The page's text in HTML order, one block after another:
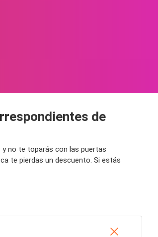
de
y no te toparás con las puertas
te pierdas un descuento. Si estás